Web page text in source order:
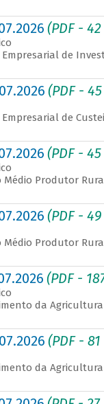
(PDF -
de
(PDF -
de
(PDF -
Produtor
(PDF -
Produtor
(PDF -
da
(PDF -
da Agricultura